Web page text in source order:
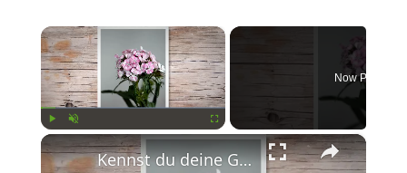
×
Fullscreen
Now Playing
×
Kennst du deine Geburtsblume?